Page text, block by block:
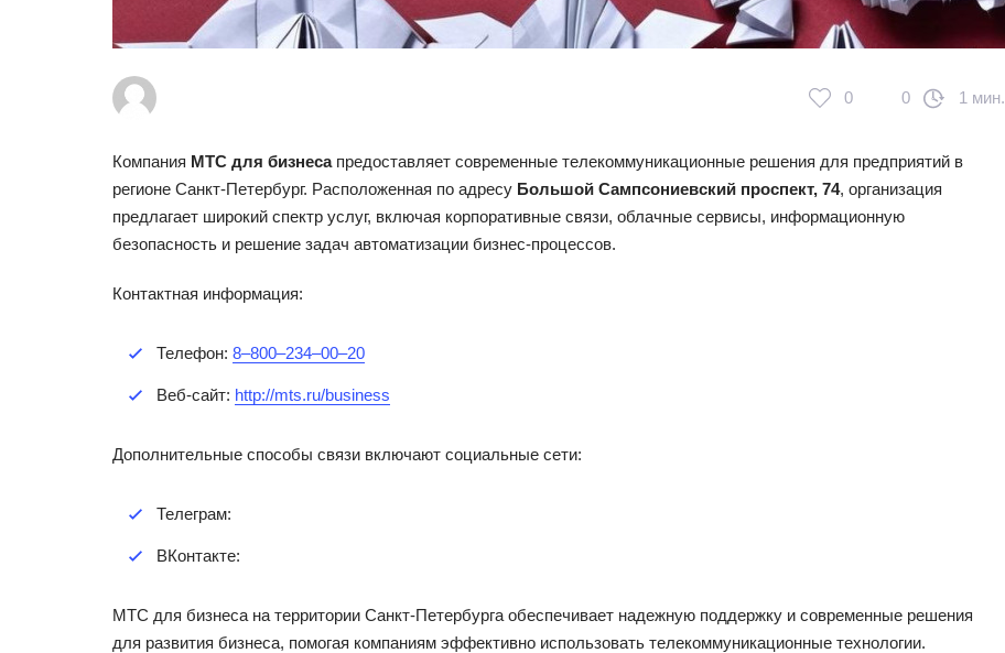
0 0 1 мин.
Компания МТС для бизнесапредоставляет современные телекоммуникационные решения для предприятий в
регионе Санкт-Петербург. Расположенная по адресу Большой Сампсониевский проспект, 74, организация
предлагает широкий спектр услуг, включая корпоративные связи, облачные сервисы, информационную
безопасность и решение задач автоматизации бизнес-процессов.
Контактная информация:
Телефон: 8‒800‒234‒00‒20
Веб-сайт: http://mts.ru/business
Дополнительные способы связи включают социальные сети:
Телеграм:
ВКонтакте:
МТС для бизнеса на территории Санкт-Петербурга обеспечивает надежную поддержку и современные решения
для развития бизнеса, помогая компаниям эффективно использовать телекоммуникационные технологии.